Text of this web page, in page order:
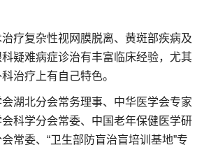
疗复杂性视网膜脱离、黄斑部疾病及
疑难病症诊治有丰富临床经验，尤其
治疗上有自己特色。
湖北分会常务理事、中华医学会专家
科学分会常委、中国老年保健医学研
常委、“卫生部防盲治盲培训基地”专